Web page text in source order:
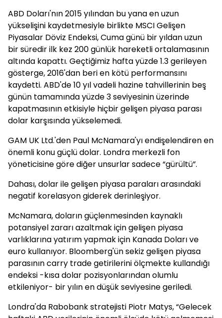
ABD Doları'nın 2015 yılından bu yana en uzun
yükselişini kaydetmesiyle birlikte MSCI Gelişen
Piyasalar Döviz Endeksi, Cuma günü bir yıldan uzun
bir süredir ilk kez 200 günlük hareketli ortalamasının
altında kapattı. Geçtiğimiz hafta yüzde 1.3 gerileyen
gösterge, 2016'dan beri en kötü performansını
kaydetti. ABD'de 10 yıl vadeli hazine tahvillerinin beş
günün tamamında yüzde 3 seviyesinin üzerinde
kapatmasının etkisiyle hiçbir gelişen piyasa parası
dolar karşısında yükselemedi.
GAM UK Ltd.'den Paul McNamara'yı endişelendiren en
önemli konu güçlü dolar. Londra merkezli fon
yöneticisine göre diğer unsurlar sadece “gürültü”.
Dahası, dolar ile gelişen piyasa paraları arasındaki
negatif korelasyon giderek derinleşiyor.
McNamara, doların güçlenmesinden kaynaklı
potansiyel zararı azaltmak için gelişen piyasa
varlıklarına yatırım yapmak için Kanada Doları ve
euro kullanıyor. Bloomberg'ün sekiz gelişen piyasa
parasının carry trade getirilerini ölçmekte kullandığı
endeksi -kısa dolar pozisyonlarından olumlu
etkileniyor- bir yılın en düşük seviyesine geriledi.
Londra'da Rabobank stratejisti Piotr Matys, “Gelecek